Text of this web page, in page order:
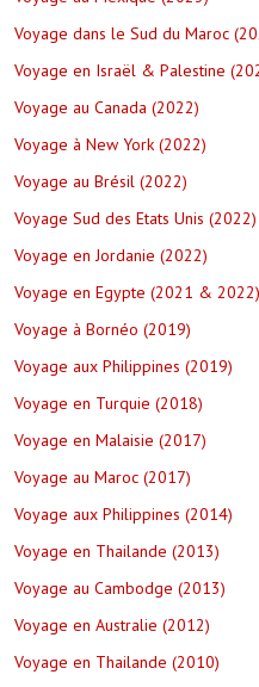
Voyage dans le Sud du Maroc
Voyage en Israël & Palestine
Voyage au Canada (2022)
Voyage à New York (2022)
Voyage au Brésil (2022)
Voyage Sud des Etats Unis (2022)
Voyage en Jordanie (2022)
Voyage en Egypte (2021 & 2022)
Voyage à Bornéo (2019)
Voyage aux Philippines (2019)
Voyage en Turquie (2018)
Voyage en Malaisie (2017)
Voyage au Maroc (2017)
Voyage aux Philippines (2014)
Voyage en Thailande (2013)
Voyage au Cambodge (2013)
Voyage en Australie (2012)
Voyage en Thailande (2010)